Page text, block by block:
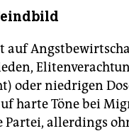
auf
oder niedrigen
harte Töne bei
Partei, allerdings